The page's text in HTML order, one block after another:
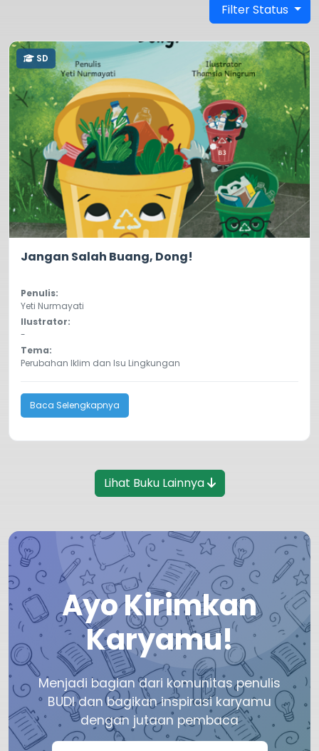
Filter Status
SD
Jangan Salah Buang, Dong!
Penulis:
Yeti Nurmayati
Ilustrator:
-
Tema:
Perubahan Iklim dan Isu Lingkungan
Baca Selengkapnya
Lihat Buku Lainnya
Ayo Kirimkan
Karyamu!
Menjadi bagian dari komunitas penulis
BUDI dan bagikan inspirasi karyamu
dengan jutaan pembaca